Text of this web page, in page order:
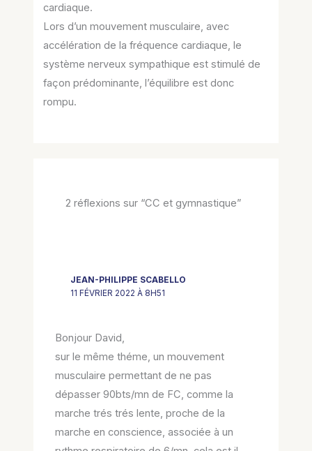
cardiaque.
Lors d’un mouvement musculaire, avec
accélération de la fréquence cardiaque, le
système nerveux sympathique est stimulé de
façon prédominante, l’équilibre est donc
rompu.
2 réflexions sur “CC et gymnastique”
JEAN-PHILIPPE SCABELLO
11 FÉVRIER 2022 À 8H51
Bonjour David,
sur le même théme, un mouvement
musculaire permettant de ne pas
dépasser 90bts/mn de FC, comme la
marche trés trés lente, proche de la
marche en conscience, associée à un